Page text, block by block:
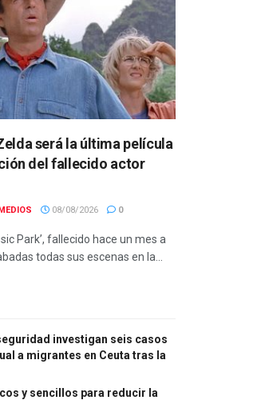
será la última película
del fallecido actor
08/08/2026 0
Park’, fallecido hace un mes a
todas sus escenas en la...
investigan seis casos
a migrantes en Ceuta tras la
y sencillos para reducir la